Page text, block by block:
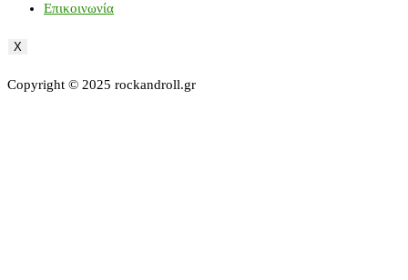
Επικοινωνία
X
Copyright © 2025 rockandroll.gr